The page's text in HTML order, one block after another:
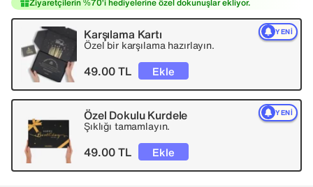
Karşılama Kartı YENI
Özel bir karşılama hazırlayın.
49.00 TL Ekle
Özel Dokulu Kurdele YENI
Şıklığı tamamlayın.
49.00 TL Ekle